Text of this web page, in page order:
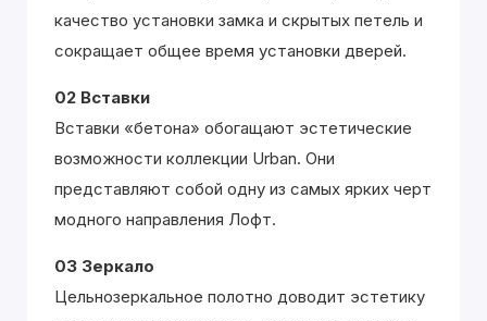
качество установки замка и скрытых петель и
сокращает общее время установки дверей.
02 Вставки
Вставки «бетона» обогащают эстетические
возможности коллекции Urban. Они
представляют собой одну из самых ярких черт
модного направления Лофт.
03 Зеркало
Цельнозеркальное полотно доводит эстетику